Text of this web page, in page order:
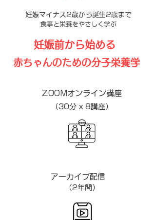
妊娠マイナス2歳から誕生2歳まで
食事と栄養をやさしく学ぶ
妊娠前から始める
赤ちゃんのための分子栄養学
ZOOMオンライン講座
（30分 x 8講座）
アーカイブ配信
（2年間）